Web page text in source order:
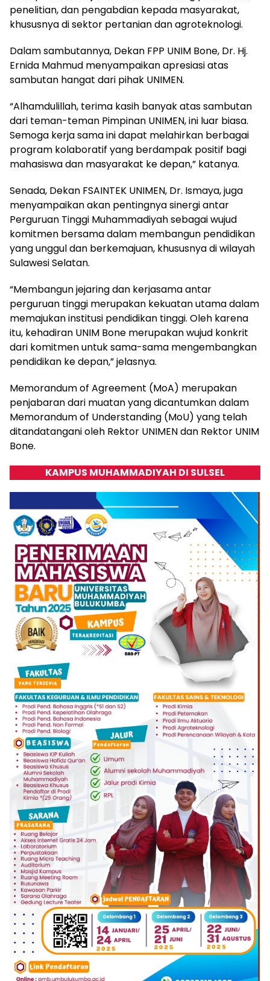
penelitian, dan pengabdian kepada masyarakat,
khususnya di sektor pertanian dan agroteknologi.
Dalam sambutannya, Dekan FPP UNIM Bone, Dr. Hj.
Ernida Mahmud menyampaikan apresiasi atas
sambutan hangat dari pihak UNIMEN.
“Alhamdulillah, terima kasih banyak atas sambutan
dari teman-teman Pimpinan UNIMEN, ini luar biasa.
Semoga kerja sama ini dapat melahirkan berbagai
program kolaboratif yang berdampak positif bagi
mahasiswa dan masyarakat ke depan,” katanya.
Senada, Dekan FSAINTEK UNIMEN, Dr. Ismaya, juga
menyampaikan akan pentingnya sinergi antar
Perguruan Tinggi Muhammadiyah sebagai wujud
komitmen bersama dalam membangun pendidikan
yang unggul dan berkemajuan, khususnya di wilayah
Sulawesi Selatan.
“Membangun jejaring dan kerjasama antar
perguruan tinggi merupakan kekuatan utama dalam
memajukan institusi pendidikan tinggi. Oleh karena
itu, kehadiran UNIM Bone merupakan wujud konkrit
dari komitmen untuk sama-sama mengembangkan
pendidikan ke depan,” jelasnya.
Memorandum of Agreement (MoA) merupakan
penjabaran dari muatan yang dicantumkan dalam
Memorandum of Understanding (MoU) yang telah
ditandatangani oleh Rektor UNIMEN dan Rektor UNIM
Bone.
KAMPUS MUHAMMADIYAH DI SULSEL
Klik Banner UIAD